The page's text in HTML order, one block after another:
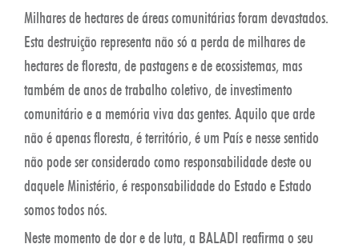
Milhares de hectares de áreas comunitárias foram devastados.
Esta destruição representa não só a perda de milhares de
hectares de floresta, de pastagens e de ecossistemas, mas
também de anos de trabalho coletivo, de investimento
comunitário e a memória viva das gentes. Aquilo que arde
não é apenas floresta, é território, é um País e nesse sentido
não pode ser considerado como responsabilidade deste ou
daquele Ministério, é responsabilidade do Estado e Estado
somos todos nós.
Neste momento de dor e de luta, a BALADI reafirma o seu